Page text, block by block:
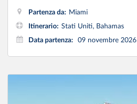
Partenza da: Miami
Itinerario: Stati Uniti, Bahamas
Data partenza:
09 novembre 2026